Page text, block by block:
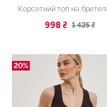
998 ₴ 1 425 ₴
20%